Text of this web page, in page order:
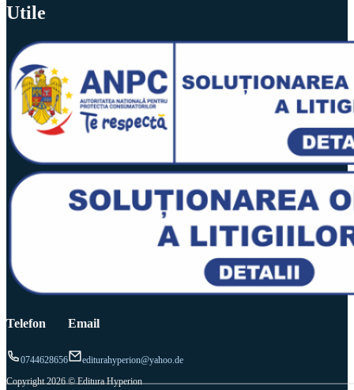
Utile
Telefon
0744628656
Email
editurahyperion@yahoo.de
Copyright 2026 © Editura Hyperion